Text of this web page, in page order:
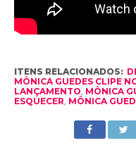
ITENS RELACIONADOS:
MÔNICA GUEDES CLIPE
LANÇAMENTO MÔNICA
ESQUECER MÔNICA